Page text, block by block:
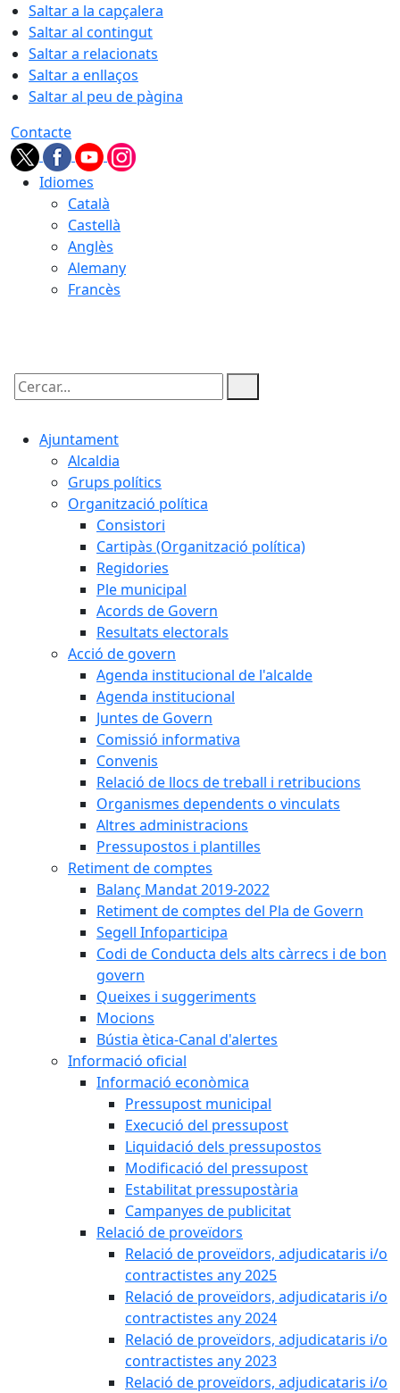
Saltar a la capçalera
Saltar al contingut
Saltar a relacionats
Saltar a enllaços
Saltar al peu de pàgina
Contacte
Idiomes
Català
Castellà
Anglès
Alemany
Francès
Cercar:
Ajuntament
Alcaldia
Grups polítics
Organització política
Consistori
Cartipàs (Organització política)
Regidories
Ple municipal
Acords de Govern
Resultats electorals
Acció de govern
Agenda institucional de l'alcalde
Agenda institucional
Juntes de Govern
Comissió informativa
Convenis
Relació de llocs de treball i retribucions
Organismes dependents o vinculats
Altres administracions
Pressupostos i plantilles
Retiment de comptes
Balanç Mandat 2019-2022
Retiment de comptes del Pla de Govern
Segell Infoparticipa
Codi de Conducta dels alts càrrecs i de bon
govern
Queixes i suggeriments
Mocions
Bústia ètica-Canal d'alertes
Informació oficial
Informació econòmica
Pressupost municipal
Execució del pressupost
Liquidació dels pressupostos
Modificació del pressupost
Estabilitat pressupostària
Campanyes de publicitat
Relació de proveïdors
Relació de proveïdors, adjudicataris i/o
contractistes any 2025
Relació de proveïdors, adjudicataris i/o
contractistes any 2024
Relació de proveïdors, adjudicataris i/o
contractistes any 2023
Relació de proveïdors, adjudicataris i/o